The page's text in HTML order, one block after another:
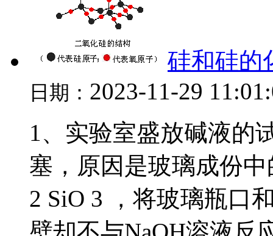
硅和硅的
日期： 2023-11-29
1、实验室盛放碱液的
塞，原因是玻璃成份中
2 SiO 3 ，将玻璃瓶口